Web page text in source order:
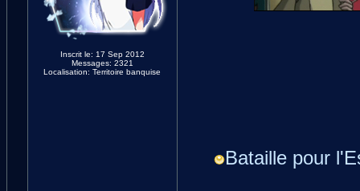
Inscrit le: 17 Sep 2012
Messages: 2321
Localisation: Territoire banquise
Bataille pour